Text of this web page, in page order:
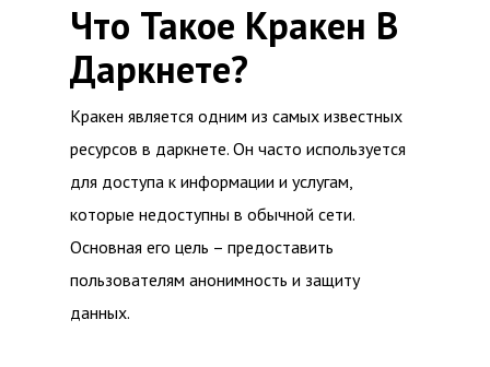
Что Такое Кракен В
Даркнете?
Кракен является одним из самых известных
ресурсов в даркнете. Он часто используется
для доступа к информации и услугам,
которые недоступны в обычной сети.
Основная его цель – предоставить
пользователям анонимность и защиту
данных.